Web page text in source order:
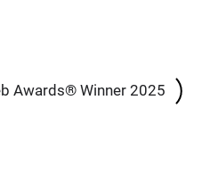
Awards® Winner 2025